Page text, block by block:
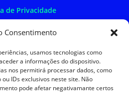
Consentimento
usamos tecnologias como
a informações do dispositivo.
nos permitirá processar dados, como
IDs exclusivos neste site. Não
pode afetar negativamante certos
de Privacidade
de Devoluções
e Condições
de Litígios